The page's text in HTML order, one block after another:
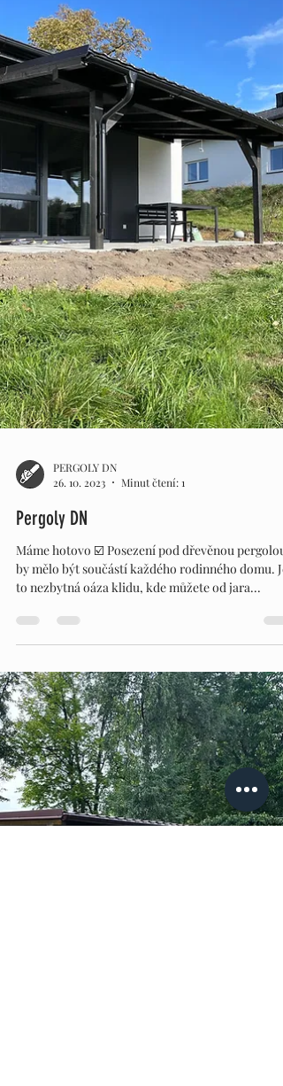
PERGOLY DN
29. 1. 2024
Minut čtení: 1
PERGOLY DN
Dnes jsme dokončili realizaci přístřešku na
betonových sloupech s plechovou krytinou. 🔘
konstrukce kvh 🔘 odstín krytiny antracit 🔘...
PERGOLY DN
26. 10. 2023
Minut čtení: 1
Pergoly DN